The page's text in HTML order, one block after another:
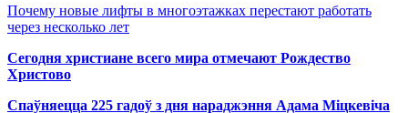
Почему новые лифты в многоэтажках перестают работать
через несколько лет
Сегодня христиане всего мира отмечают Рождество
Христово
Спаўняецца 225 гадоў з дня нараджэння Адама Міцкевіча